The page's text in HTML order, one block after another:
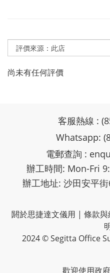
尚未有任何評價
客服熱線 :
Whatsapp:
電郵查詢 :
辦工時間: Mon-Fri
辦工地址: 沙田安平
閼於思捷達文儀用 | 條款與
2024 © Segitta Office
歡迎使用政